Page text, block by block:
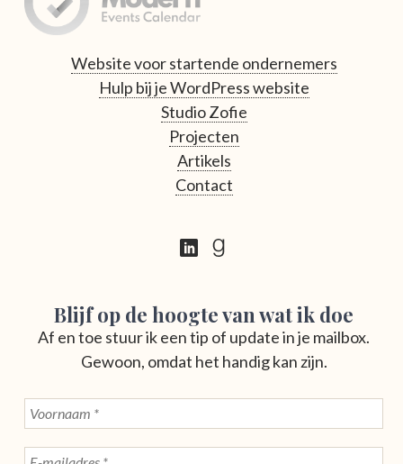
Website voor startende ondernemers
Hulp bij je WordPress website
Studio Zofie
Projecten
Artikels
Contact
Blijf op de hoogte van wat ik doe
Af en toe stuur ik een tip of update in je mailbox.
Gewoon, omdat het handig kan zijn.